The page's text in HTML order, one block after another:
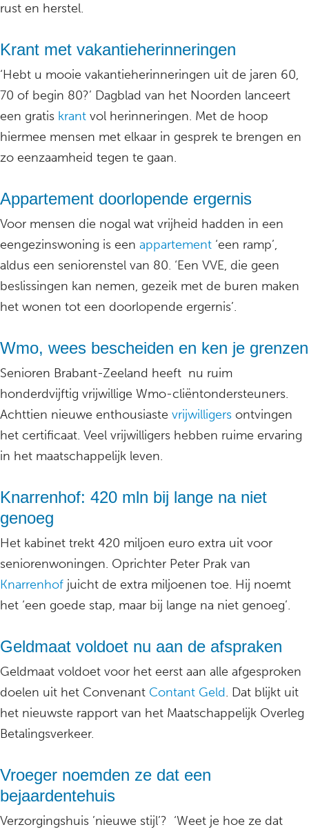
rust en herstel.
Krant met vakantieherinneringen
‘Hebt u mooie vakantieherinneringen uit de jaren 60,
70 of begin 80?’ Dagblad van het Noorden lanceert
een gratis krant vol herinneringen. Met de hoop
hiermee mensen met elkaar in gesprek te brengen en
zo eenzaamheid tegen te gaan.
Appartement doorlopende ergernis
Voor mensen die nogal wat vrijheid hadden in een
eengezinswoning is een appartement ‘een ramp’,
aldus een seniorenstel van 80. ‘Een VVE, die geen
beslissingen kan nemen, gezeik met de buren maken
het wonen tot een doorlopende ergernis’.
Wmo, wees bescheiden en ken je grenzen
Senioren Brabant-Zeeland heeft nu ruim
honderdvijftig vrijwillige Wmo-cliëntondersteuners.
Achttien nieuwe enthousiaste vrijwilligers ontvingen
het certificaat. Veel vrijwilligers hebben ruime ervaring
in het maatschappelijk leven.
Knarrenhof: 420 mln bij lange na niet
genoeg
Het kabinet trekt 420 miljoen euro extra uit voor
seniorenwoningen. Oprichter Peter Prak van
Knarrenhof juicht de extra miljoenen toe. Hij noemt
het ‘een goede stap, maar bij lange na niet genoeg’.
Geldmaat voldoet nu aan de afspraken
Geldmaat voldoet voor het eerst aan alle afgesproken
doelen uit het Convenant Contant Geld. Dat blijkt uit
het nieuwste rapport van het Maatschappelijk Overleg
Betalingsverkeer.
Vroeger noemden ze dat een
bejaardentehuis
Verzorgingshuis ’nieuwe stijl’? ‘Weet je hoe ze dat